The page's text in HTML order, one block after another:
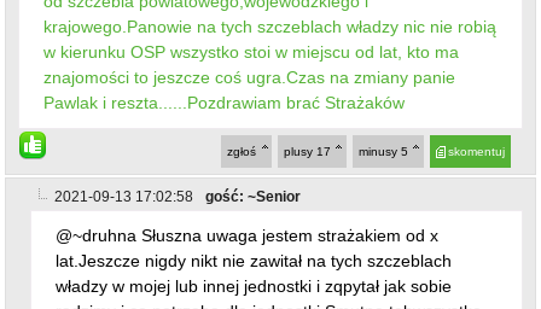
władzy w mojej lub innej jednostki i zqpytał jak sobie
radzimy i co potrzeba dla jednostki.Smutne tobwszystko
ale prawdziwe.Amen
minusy2
plusy 9
zgłoś
2021-09-13 18:36:55 gość: ~druhna
Smutne jeszcze jest to że jednostki płaciły 60 zł za baner
Straży Pożarnych RP.Wstyd panowie prezesi
powiatowy,wojewódzki,krajowy tylko kasa się dla was liczy i
to od biednych strażaków